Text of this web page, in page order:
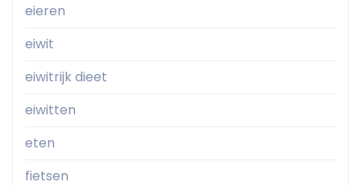
eieren
eiwit
eiwitrijk dieet
eiwitten
eten
fietsen